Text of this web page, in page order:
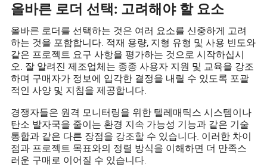
올바른 로더 선택: 고려해야 할 요소
올바른 로더를 선택하는 것은 여러 요소를 신중하게 고려
하는 것을 포함합니다. 적재 용량, 지형 유형 및 사용 빈도와
같은 프로젝트 요구 사항을 평가하는 것으로 시작하십시
오. 잘 알려진 제조업체는 종종 사용자 지원 및 교육을 강조
하며 구매자가 정보에 입각한 결정을 내릴 수 있도록 포괄
적인 사양 및 지침을 제공합니다.
경쟁자들은 원격 모니터링을 위한 텔레매틱스 시스템이나
탄소 발자국을 줄이는 환경 지속 가능성 기능과 같은 기술
통합과 같은 다른 장점을 강조할 수 있습니다. 이러한 차이
점과 프로젝트 목표와의 정렬 방식을 이해하면 더 만족스
러운 구매로 이어질 수 있습니다.